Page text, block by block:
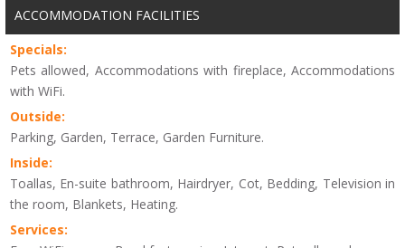
ACCOMMODATION FACILITIES
Specials:
Pets allowed, Accommodations with fireplace, Accommodations
with WiFi.
Outside:
Parking, Garden, Terrace, Garden Furniture.
Inside:
Toallas, En-suite bathroom, Hairdryer, Cot, Bedding, Television in
the room, Blankets, Heating.
Services: